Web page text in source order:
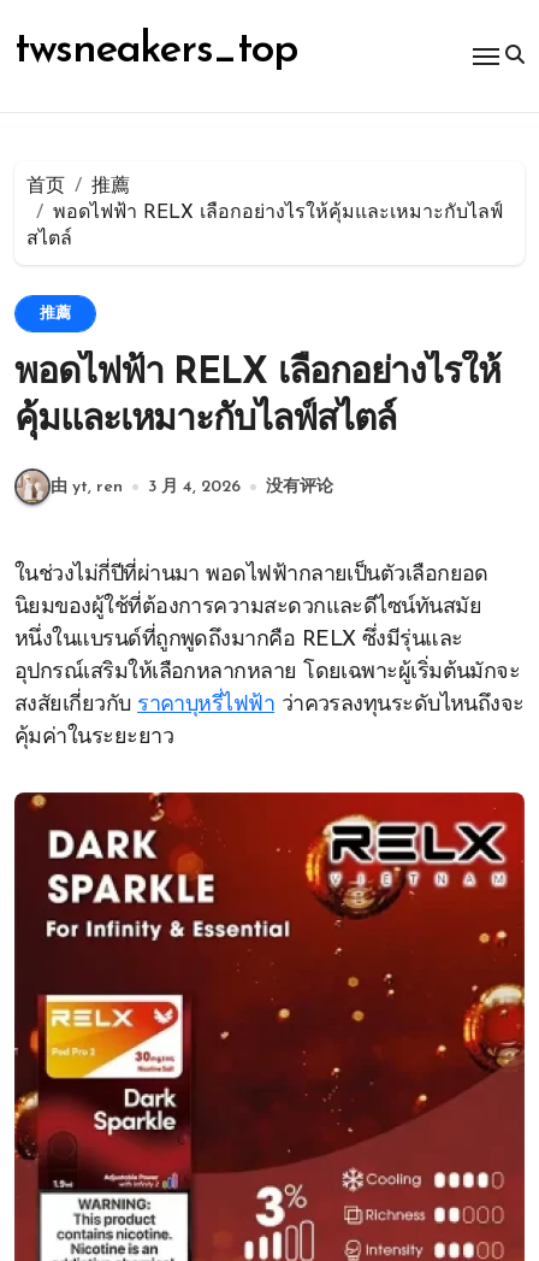
容
twsneakers_top
首页
推薦
พอดไฟฟ้า RELX เลือกอย่างไรให้คุ้มและเหมาะกับไลฟ์
สไตล์
推薦
พอดไฟฟ้า RELX เลือกอย่างไรให้
คุ้มและเหมาะกับไลฟ์สไตล์
由 yt, ren 3 月 4, 2026 没有评论
ในช่วงไม่กี่ปีที่ผ่านมา พอดไฟฟ้ากลายเป็นตัวเลือกยอด
นิยมของผู้ใช้ที่ต้องการความสะดวกและดีไซน์ทันสมัย
หนึ่งในแบรนด์ที่ถูกพูดถึงมากคือ RELX ซึ่งมีรุ่นและ
อุปกรณ์เสริมให้เลือกหลากหลาย โดยเฉพาะผู้เริ่มต้นมักจะ
สงสัยเกี่ยวกับ ราคาบุหรี่ไฟฟ้า ว่าควรลงทุนระดับไหนถึงจะ
คุ้มค่าในระยะยาว